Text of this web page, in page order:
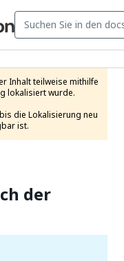
Inhalt teilweise mithilfe
lokalisiert wurde.
die Lokalisierung neu
ist.
der